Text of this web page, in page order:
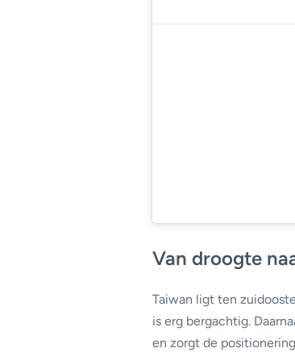
Van droogte
Taiwan ligt ten
is erg bergachtig.
en zorgt de